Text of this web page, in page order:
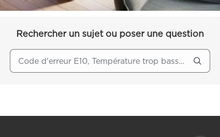
Rechercher un sujet ou poser une question